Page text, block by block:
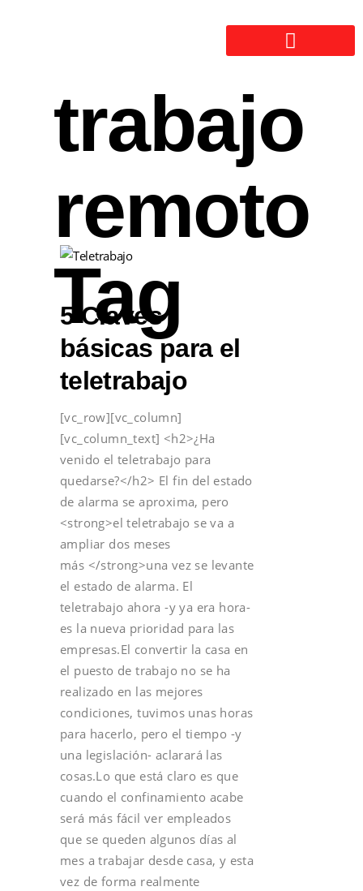
trabajo
remoto
Tag
5 Claves
básicas para el
teletrabajo
[vc_row][vc_column]
[vc_column_text] <h2>¿Ha
venido el teletrabajo para
quedarse?</h2> El fin del estado
de alarma se aproxima, pero
<strong>el teletrabajo se va a
ampliar dos meses
más </strong>una vez se levante
el estado de alarma. El
teletrabajo ahora -y ya era hora-
es la nueva prioridad para las
empresas.El convertir la casa en
el puesto de trabajo no se ha
realizado en las mejores
condiciones, tuvimos unas horas
para hacerlo, pero el tiempo -y
una legislación- aclarará las
cosas.Lo que está claro es que
cuando el confinamiento acabe
será más fácil ver empleados
que se queden algunos días al
mes a trabajar desde casa, y esta
vez de forma realmente